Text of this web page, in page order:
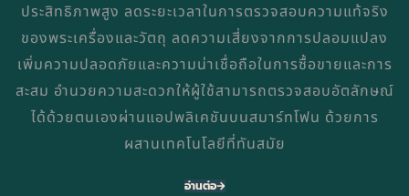
ประสิทธิภาพสูง ลดระยะเวลาในการตรวจสอบความแท้จริง
ของพระเครื่องและวัตถุ ลดความเสี่ยงจากการปลอมแปลง
เพิ่มความปลอดภัยและความน่าเชื่อถือในการซื้อขายและการ
สะสม อำนวยความสะดวกให้ผู้ใช้สามารถตรวจสอบอัตลักษณ์
ได้ด้วยตนเองผ่านแอปพลิเคชันบนสมาร์ทโฟน ด้วยการ
ผสานเทคโนโลยีที่ทันสมัย
อ่านต่อ